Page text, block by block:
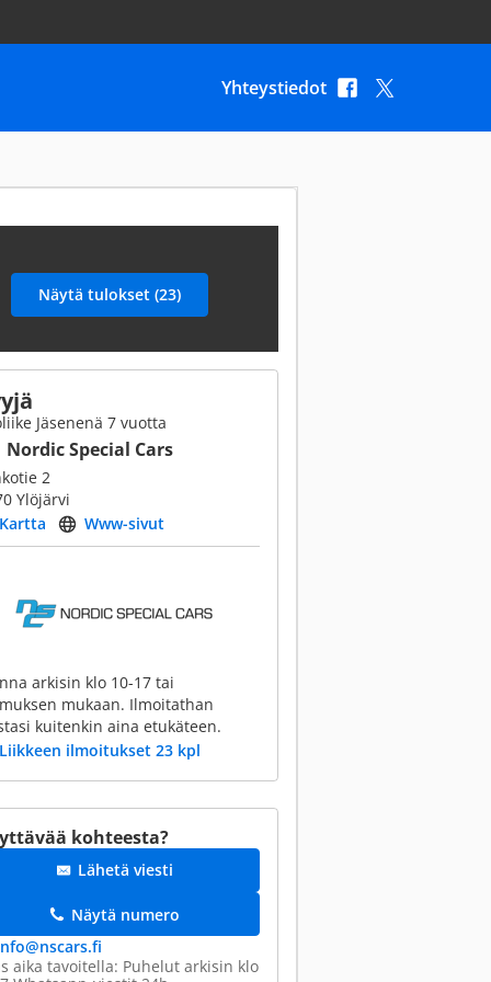
Yhteystiedot
Jäsenenä 7 vuotta
Nordic Special Cars
2
Ylöjärvi
Kartta
Www-sivut
arkisin klo 10-17 tai
mukaan. Ilmoitathan
kuitenkin aina etukäteen.
Liikkeen ilmoitukset 23 kpl
kohteesta?
Lähetä viesti
Näytä numero
aika tavoitella: Puhelut arkisin klo